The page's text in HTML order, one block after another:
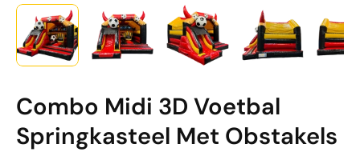
Combo Midi 3D Voetbal
Springkasteel Met Obstakels